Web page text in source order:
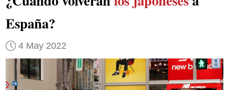
España?
4 May 2022